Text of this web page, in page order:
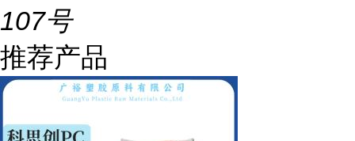
107号
推荐产品